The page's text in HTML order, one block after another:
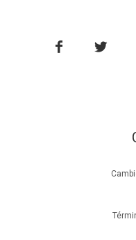
 